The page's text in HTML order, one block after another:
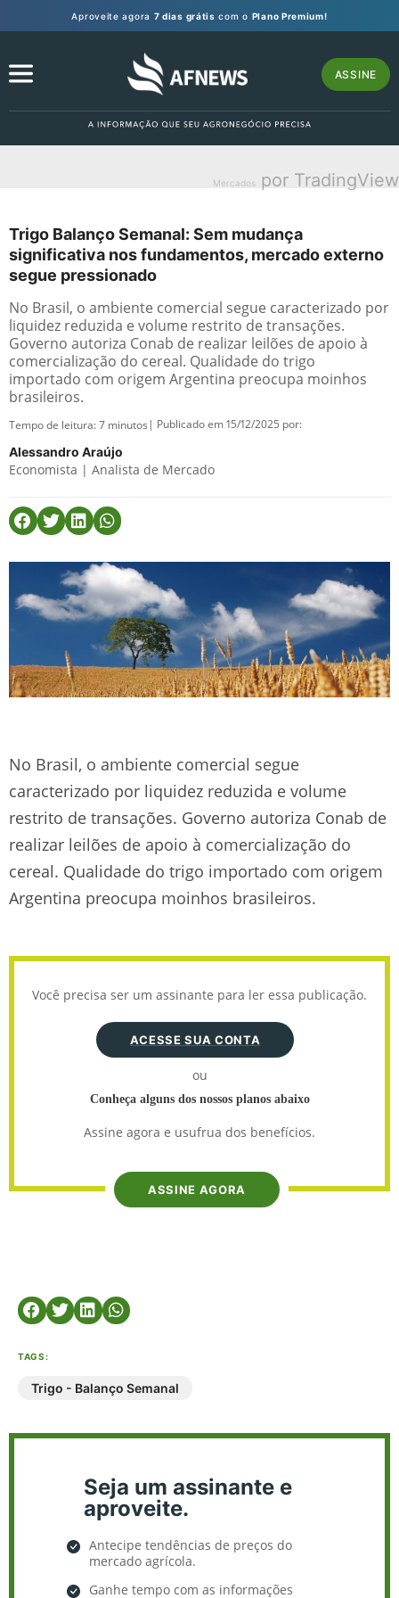
Aproveite agora 7 dias grátis com o Plano Premium!
ASSINE
Mercados por TradingView
Trigo Balanço Semanal: Sem mudança
significativa nos fundamentos, mercado externo
segue pressionado
No Brasil, o ambiente comercial segue caracterizado por
liquidez reduzida e volume restrito de transações.
Governo autoriza Conab de realizar leilões de apoio à
comercialização do cereal. Qualidade do trigo
importado com origem Argentina preocupa moinhos
brasileiros.
Tempo de leitura:7 minutos | Publicado em 15/12/2025 por:
Alessandro Araújo
Economista | Analista de Mercado
No Brasil, o ambiente comercial segue
caracterizado por liquidez reduzida e volume
restrito de transações. Governo autoriza Conab de
realizar leilões de apoio à comercialização do
cereal. Qualidade do trigo importado com origem
Argentina preocupa moinhos brasileiros.
Você precisa ser um assinante para ler essa publicação.
ACESSE SUA CONTA
ou
Conheça alguns dos nossos planos abaixo
Assine agora e usufrua dos benefícios.
ASSINE AGORA
TAGS:
Trigo - Balanço Semanal
Seja um assinante e
aproveite.
Antecipe tendências de preços do
mercado agrícola.
Ganhe tempo com as informações